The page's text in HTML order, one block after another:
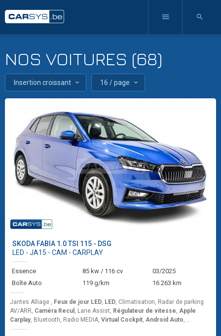
Insertion croissant 16 / page
NOS VOITURES (68)
SKODA FABIA 1.0 TSI 115 - DSG
LED - JA15 - CAM - CARPLAY
Essence 85 kw / 116 cv
03/2025
Boîte Auto
119 g/km 16 263 km
Jantes Alliage , Feux de jour LED, LED, Climatisation, Radar de parking
AV/ARR, Caméra Recul , Lane Assist, Régulateur de vitesse, Apple
Carplay, Bluetooth, Radio MEDIA, Virtual Cockpit, Android Auto, ...